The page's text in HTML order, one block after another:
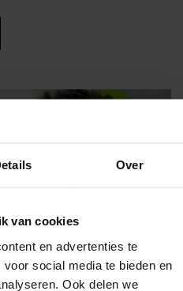
Over
van cookies
en advertenties te
social media te bieden en
Ook delen we